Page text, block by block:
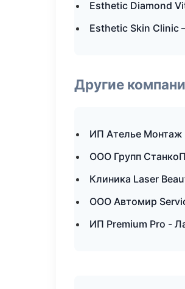
Esthetic Diamond
Esthetic Skin
Другие
ИП Ателье Монтаж
ООО Групп
Клиника Laser
ООО Автомир
ИП Premium Pro -